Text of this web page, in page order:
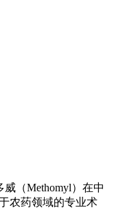
威（Methomyl）在中
农药领域的专业术